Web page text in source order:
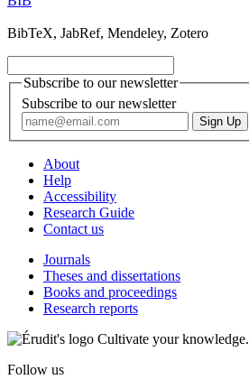
BibTeX, JabRef, Mendeley, Zotero
Subscribe to our newsletter
Subscribe to our newsletter
About
Help
Accessibility
Research Guide
Contact us
Journals
Theses and dissertations
Books and proceedings
Research reports
Cultivate your knowledge.
Follow us